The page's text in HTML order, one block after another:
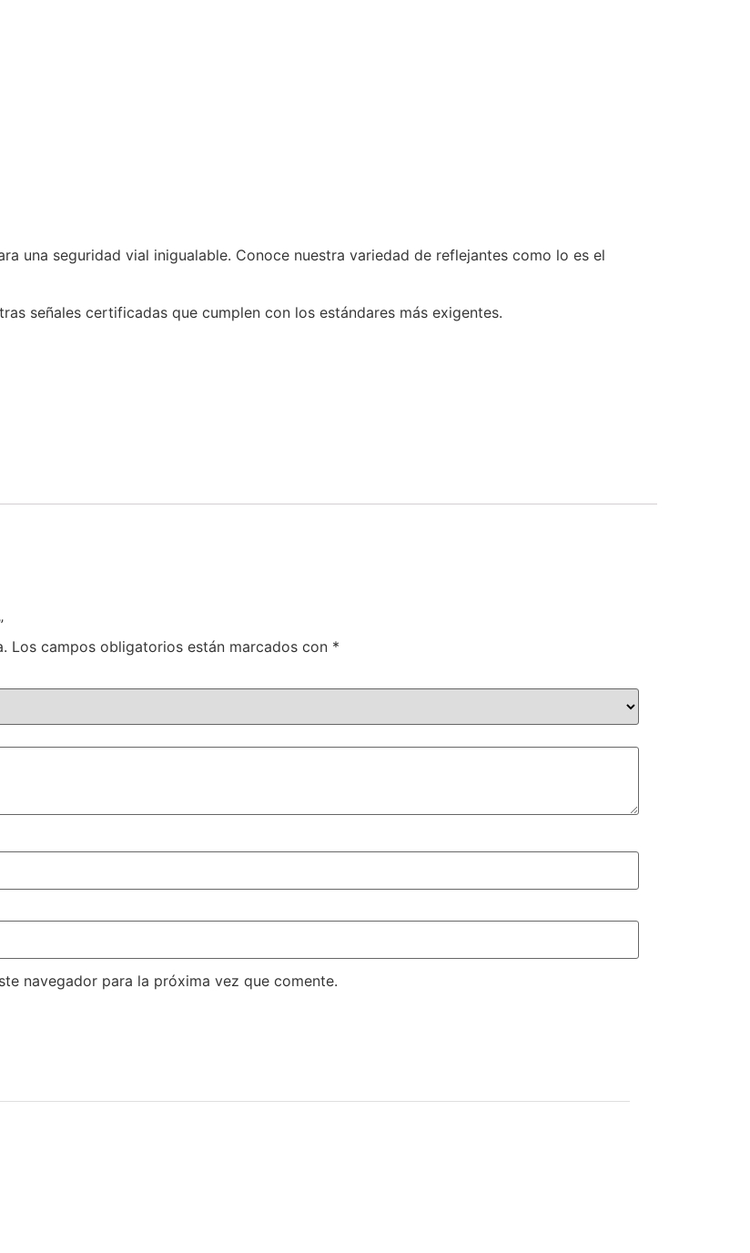
una seguridad vial inigualable. Conoce nuestra variedad de reflejantes como lo es el
señales certificadas que cumplen con los estándares más exigentes.
Los campos obligatorios están marcados con *
navegador para la próxima vez que comente.